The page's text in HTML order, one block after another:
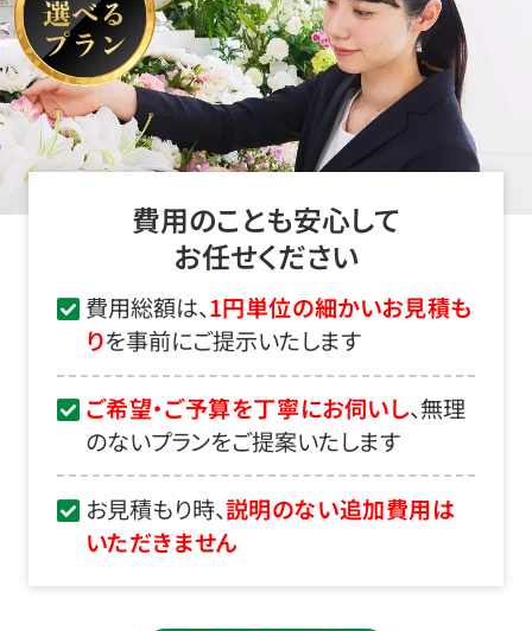
費用のことも安心して
お任せください
費用総額は、1円単位の細かいお見積も
りを事前にご提示いたします
ご希望・ご予算を丁寧にお伺いし、無理
のないプランをご提案いたします
お見積もり時、説明のない追加費用は
いただきません